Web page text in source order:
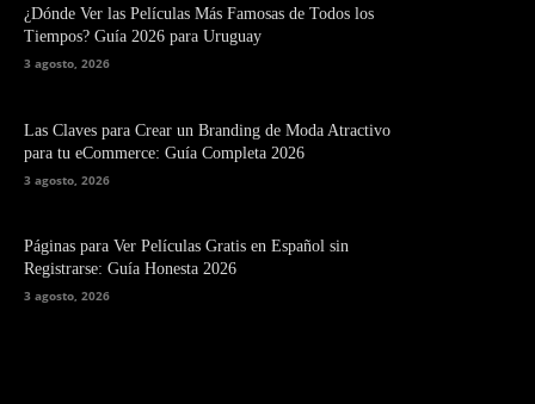
¿Dónde Ver las Películas Más Famosas de Todos los
Tiempos? Guía 2026 para Uruguay
3 agosto, 2026
Las Claves para Crear un Branding de Moda Atractivo
para tu eCommerce: Guía Completa 2026
3 agosto, 2026
Páginas para Ver Películas Gratis en Español sin
Registrarse: Guía Honesta 2026
3 agosto, 2026